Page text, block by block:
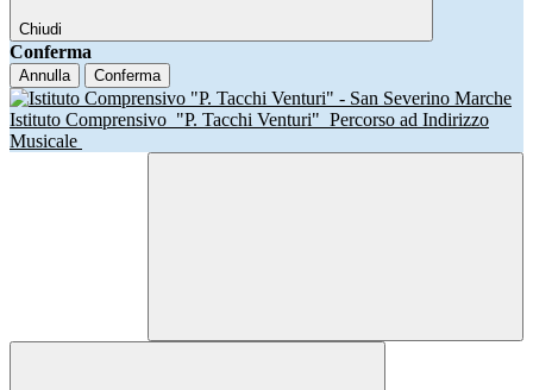
Chiudi
Conferma
Annulla Conferma
Istituto Comprensivo "P. Tacchi Venturi" Percorso ad Indirizzo
Musicale